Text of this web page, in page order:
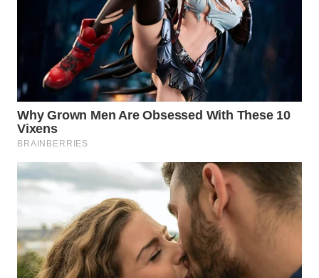
SEMARANG
WN
WN
BOROBUDUR
WN
WN
SURABAYA